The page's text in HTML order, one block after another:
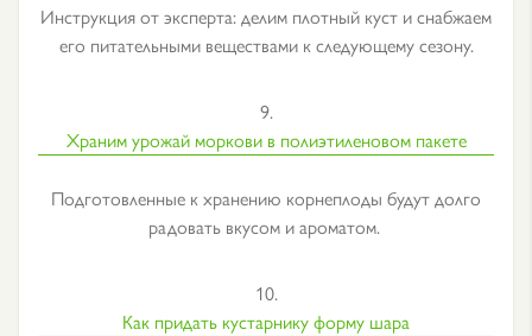
Инструкция от эксперта: делим плотный куст и снабжаем
его питательными веществами к следующему сезону.
9.
Храним урожай моркови в полиэтиленовом пакете
Подготовленные к хранению корнеплоды будут долго
радовать вкусом и ароматом.
10.
Как придать кустарнику форму шара